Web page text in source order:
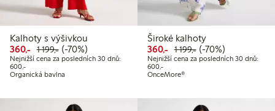
Kalhoty s výšivkou
360,- Snížená cena: 360,00 Kč
1 199,-Běžná cena: 1 199,00 Kč
70% sleva
(-70%)
Nejnižší cena za posledních 30 dnů:
600,-Nejnižší cena za posledních 30 dnů: 600,00 Kč
Organická bavlna
Široké kalhoty
360,- Snížená cena: 360,00 Kč
1 199,-Běžná cena: 1
70% sleva
(-70%)
Nejnižší cena za posledních 30 dnů:
600,-Nejnižší cena za posledních 30
OnceMore®